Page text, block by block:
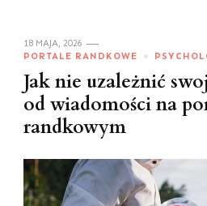
18 MAJA, 2026
PORTALE RANDKOWE
Jak nie uzależnić
od wiadomości na
randkowym